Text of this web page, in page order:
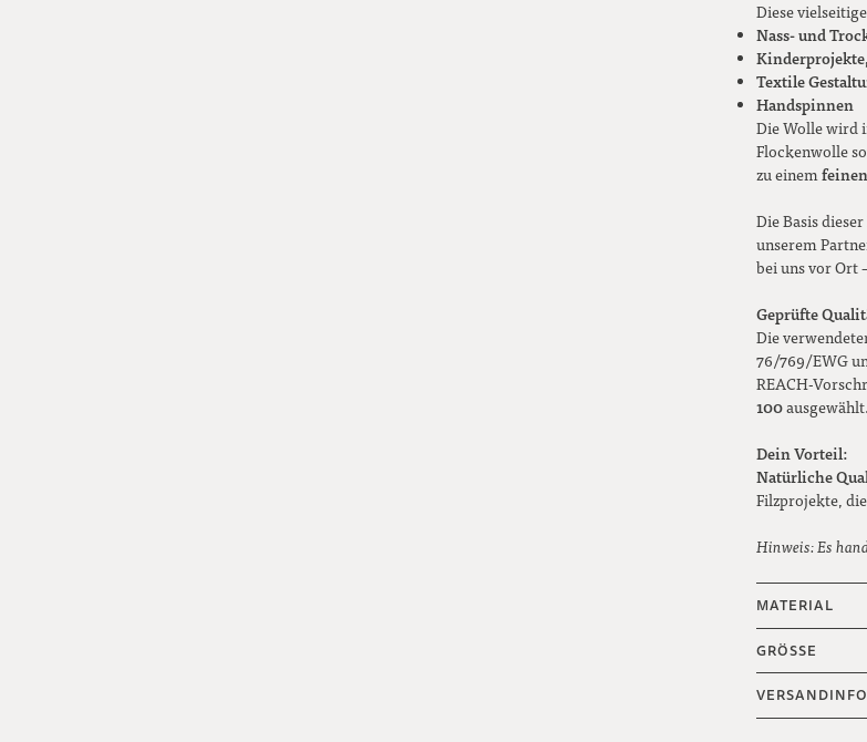
Diese
Nass- und
Textile
Handspinnen
Die Wolle wird
Flockenwolle
zu einem
Die Basis
unserem
bei uns vor Ort
Geprüfte
Die
76/769/EWG
REACH-
100ausgewählt.
Dein Vorteil:
Natürliche
Filzprojekte,
Hinweis: Es
MATERIAL
GRÖSSE